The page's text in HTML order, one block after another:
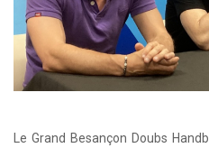
Le Grand Besançon Doubs